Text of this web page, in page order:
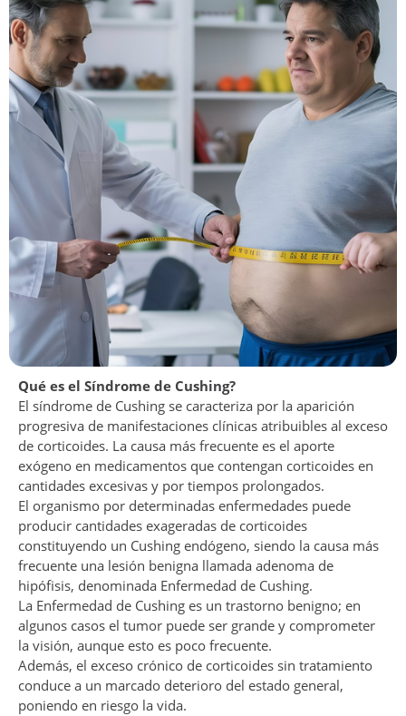
Qué es el Síndrome de Cushing?
El síndrome de Cushing se caracteriza por la aparición
progresiva de manifestaciones clínicas atribuibles al exceso
de corticoides. La causa más frecuente es el aporte
exógeno en medicamentos que contengan corticoides en
cantidades excesivas y por tiempos prolongados.
El organismo por determinadas enfermedades puede
producir cantidades exageradas de corticoides
constituyendo un Cushing endógeno, siendo la causa más
frecuente una lesión benigna llamada adenoma de
hipófisis, denominada Enfermedad de Cushing.
La Enfermedad de Cushing es un trastorno benigno; en
algunos casos el tumor puede ser grande y comprometer
la visión, aunque esto es poco frecuente.
Además, el exceso crónico de corticoides sin tratamiento
conduce a un marcado deterioro del estado general,
poniendo en riesgo la vida.